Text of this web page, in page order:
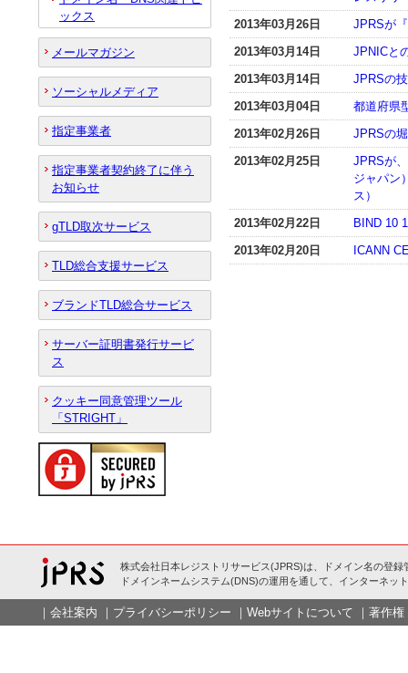
2013年03月26日
JPRSが
2013年03月14日
JPNICと
2013年03月14日
JPRSの
2013年03月04日
都道府県
2013年02月26日
JPRSの
2013年02月25日
JPRSが
ジャパン
ス）
2013年02月22日
BIND 10
2013年02月20日
ICANN
ックス
メールマガジン
ソーシャルメディア
指定事業者
指定事業者契約終了に伴う
お知らせ
gTLD取次サービス
TLD総合支援サービス
ブランドTLD総合サービス
サーバー証明書発行サービ
ス
クッキー同意管理ツール
「STRIGHT」
株式会社日本レジストリサービス(JPRS)は、ドメイン名の登録
ドメインネームシステム(DNS)の運用を通して、インターネッ
｜ 会社案内 ｜ プライバシーポリシー ｜ Webサイトについて ｜ 著作権